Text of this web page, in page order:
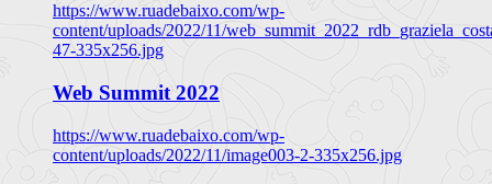
https://www.ruadebaixo.com/wp-
content/uploads/2022/11/
47-335x256.jpg
Web Summit 2022
https://www.ruadebaixo.com/wp-
content/uploads/2022/11/image003-2-335x256.jpg